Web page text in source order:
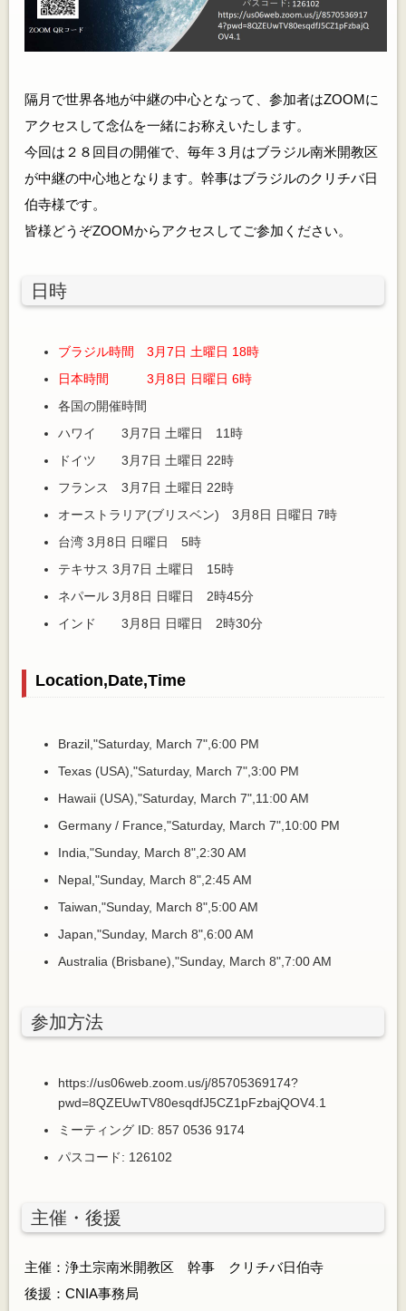
隔月で世界各地が中継の中心となって、参加者はZOOMに
アクセスして念仏を一緒にお称えいたします。
今回は２８回目の開催で、毎年３月はブラジル南米開教区
が中継の中心地となります。幹事はブラジルのクリチバ日
伯寺様です。
皆様どうぞZOOMからアクセスしてご参加ください。
日時
ブラジル時間 3月7日 土曜日 18時
日本時間 3月8日 日曜日 6時
各国の開催時間
ハワイ 3月7日 土曜日 11時
ドイツ 3月7日 土曜日 22時
フランス 3月7日 土曜日 22時
オーストラリア(ブリスベン) 3月8日 日曜日 7時
台湾 3月8日 日曜日 5時
テキサス 3月7日 土曜日 15時
ネパール 3月8日 日曜日 2時45分
インド 3月8日 日曜日 2時30分
Location,Date,Time
Brazil,"Saturday, March 7",6:00 PM
Texas (USA),"Saturday, March 7",3:00 PM
Hawaii (USA),"Saturday, March 7",11:00 AM
Germany / France,"Saturday, March 7",10:00 PM
India,"Sunday, March 8",2:30 AM
Nepal,"Sunday, March 8",2:45 AM
Taiwan,"Sunday, March 8",5:00 AM
Japan,"Sunday, March 8",6:00 AM
Australia (Brisbane),"Sunday, March 8",7:00 AM
参加方法
https://us06web.zoom.us/j/85705369174?
pwd=8QZEUwTV80esqdfJ5CZ1pFzbajQOV4.1
ミーティング ID: 857 0536 9174
パスコード: 126102
主催・後援
主催：浄土宗南米開教区 幹事 クリチバ日伯寺
後援：CNIA事務局